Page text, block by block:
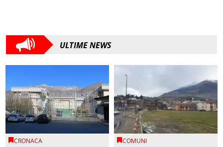
ULTIME NEWS
CRONACA COMUNI